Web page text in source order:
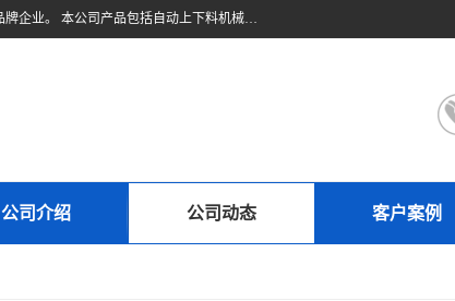
东莞市久伍智能科技有限公司是一家致力于工业机器人和工业自动化领域提供坐标机 械手解决方案的民族品牌企业。 本公司产品包括自动上下料机械手、多轴机械手、直线电机、精密定位滑台、线性滑台、重型模组、地轨等高精密传动组件。公司集设计，研发，制造及销售于一体的高科技企业。 将持续创新，更加专注于线性传动技术与产品研发，为您提供更、精密、可靠的产品与 技术，为中国自动化核心零部件做出贡献。
公司介绍 公司动态 客户案例